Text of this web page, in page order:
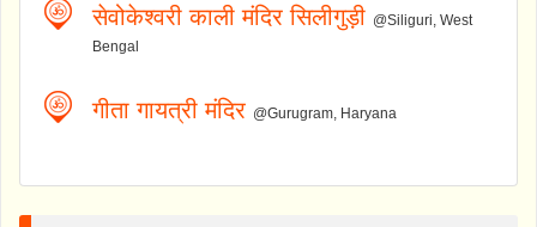
सेवोकेश्वरी काली मंदिर सिलीगुड़ी @Siliguri, West
Bengal
गीता गायत्री मंदिर @Gurugram, Haryana